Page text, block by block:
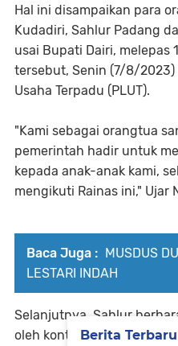
Hal ini disampaikan para
Kudadiri, Sahlur Padang
usai Bupati Dairi, melepas
tersebut, Senin (7/8/
Usaha Terpadu (PLUT).
"Kami sebagai orangtua
pemerintah hadir untuk
kepada anak-anak kami,
mengikuti Rainas ini," Ujar
Baca Juga : MUSDUS
LESTARI INDAH
Selanjutnya, Sahlur
oleh kontingenBerita Terbaru